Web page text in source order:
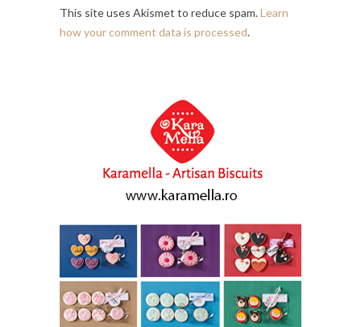
This site uses Akismet to reduce spam.Learn
how your comment data is processed.